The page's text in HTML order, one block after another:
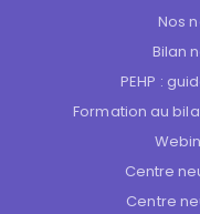
Nos
Bilan
PEHP :
Formation au
Centre
Centre